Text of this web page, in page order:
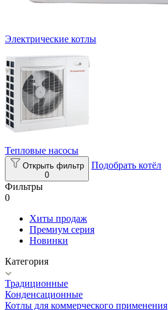
Электрические котлы
Тепловые насосы
Открыть фильтр
0
Подобрать котёл
Фильтры
0
Хиты продаж
Премиум серия
Новинки
Категория
Традиционные
Конденсационные
Котлы для коммерческого применения